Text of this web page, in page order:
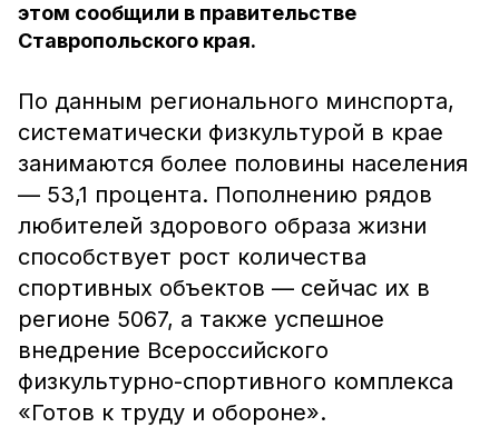
этом сообщили в правительстве
Ставропольского края.
По данным регионального минспорта,
систематически физкультурой в крае
занимаются более половины населения
— 53,1 процента. Пополнению рядов
любителей здорового образа жизни
способствует рост количества
спортивных объектов — сейчас их в
регионе 5067, а также успешное
внедрение Всероссийского
физкультурно-спортивного комплекса
«Готов к труду и обороне».